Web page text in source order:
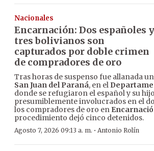
Nacionales
Encarnación: Dos españoles y
tres bolivianos son
capturados por doble crimen
de compradores de oro
Tras horas de suspenso fue allanada
San Juan del Paraná, en el
donde se refugiaron el español y su
presumiblemente involucrados en el
los compradores de oro en
procedimiento dejó cinco detenidos.
Agosto 7, 2026 09:13 a. m. · Antonio Rolín